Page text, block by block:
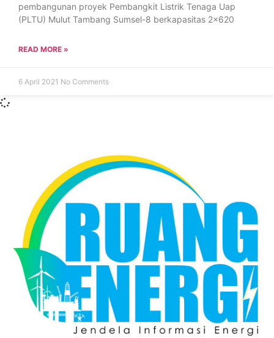
pembangunan proyek Pembangkit Listrik Tenaga Uap
(PLTU) Mulut Tambang Sumsel-8 berkapasitas 2×620
READ MORE »
6 April 2021 No Comments